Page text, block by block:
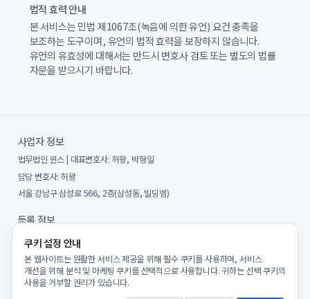
법적 효력 안내
본 서비스는 민법 제1067조(녹음에 의한 유언) 요건 충족을
보조하는 도구이며, 유언의 법적 효력을 보장하지 않습니다.
유언의 유효성에 대해서는 반드시 변호사 검토 또는 별도의 법률
자문을 받으시기 바랍니다.
사업자 정보
법무법인 윈스| 대표변호사: 허왕, 박형일
담당 변호사:허왕
서울 강남구 삼성로 566, 2층(삼성동, 빌딩엠)
등록 정보
사업자등록번호:557-86-00970
통신판매업 신고번호:제2025-서울강남-00127호
개인정보보호책임자:허왕(privacy@willsave.co.kr)
호스팅:Amazon Web Services (AWS)
쿠키 설정 안내
본 웹사이트는 원활한 서비스 제공을 위해 필수 쿠키를 사용하며, 서비스
개선을 위해 분석 및 마케팅 쿠키를 선택적으로 사용합니다. 귀하는 선택 쿠키의
사용을 거부할 권리가 있습니다.